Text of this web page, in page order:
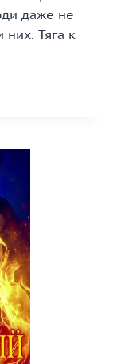
даже не
них. Тяга к